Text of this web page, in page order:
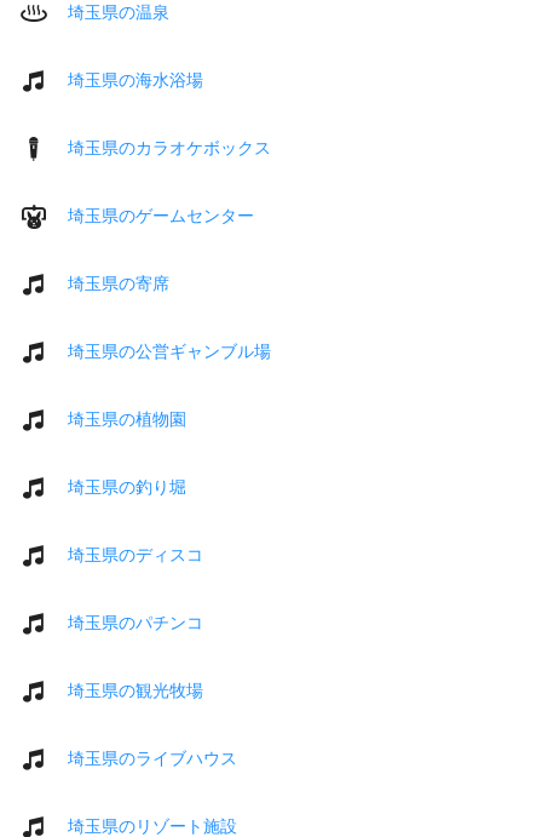
埼玉県の温泉
埼玉県の海水浴場
埼玉県のカラオケボックス
埼玉県のゲームセンター
埼玉県の寄席
埼玉県の公営ギャンブル場
埼玉県の植物園
埼玉県の釣り堀
埼玉県のディスコ
埼玉県のパチンコ
埼玉県の観光牧場
埼玉県のライブハウス
埼玉県のリゾート施設